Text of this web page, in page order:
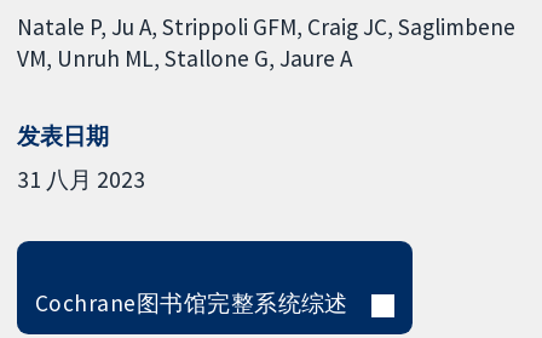
Natale P Ju A Strippoli GFM Craig JC Saglimbene
VM Unruh ML Stallone G Jaure A
发表日期
31 八月 2023
Cochrane图书馆完整系统综述